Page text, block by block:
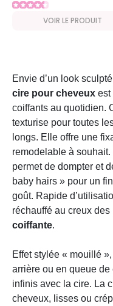
VOIR LE PRODUIT
Envie d’un look
cire pour cheveux est
coiffants au quotidien.
texturise pour toutes
longs. Elle offre une
remodelable à
permet de dompter et
baby hairs » pour un
goût. Rapide
réchauffé au creux
coiffante.
Effet stylée « mouillé
arrière ou en queue
infinis avec la cire. La
cheveux, lisses ou